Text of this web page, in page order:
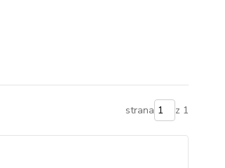
strana z 1